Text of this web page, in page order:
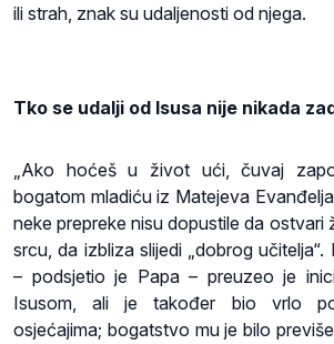
ili strah, znak su udaljenosti od njega.
Tko se udalji od Isusa nije nikada
„Ako hoćeš u život ući, čuvaj
bogatom mladiću iz Matejeva
neke prepreke nisu dopustile da ostvari
srcu, da izbliza slijedi „dobrog
– podsjetio je Papa – preuzeo je
Isusom, ali je također bio vrlo
osjećajima; bogatstvo mu je bilo